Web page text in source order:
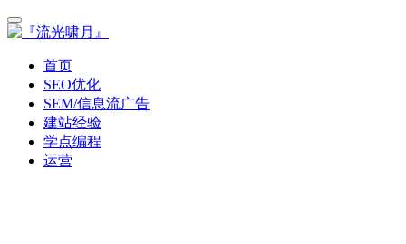
首页
SEO优化
SEM/信息流广告
建站经验
学点编程
运营